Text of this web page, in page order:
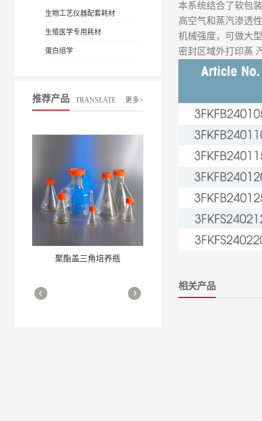
生物工艺仪器配套耗材
生殖医学专用耗材
蛋白组学
推荐产品 TRANSLATE 更多>
聚酯盖三角培养瓶
本系统结合了软包
高空气和蒸汽渗透
机械强度，可做大
密封区域外打印蒸
相关产品